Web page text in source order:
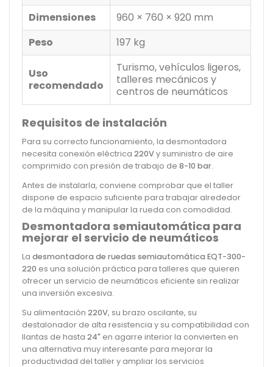
Dimensiones
960 × 760 × 920 mm
Peso
197 kg
Uso
recomendado
Turismo, vehículos ligeros,
talleres mecánicos y
centros de neumáticos
Requisitos de instalación
Para su correcto funcionamiento, la desmontadora
necesita conexión eléctrica 220Vy suministro de aire
comprimido con presión de trabajo de 8-10 bar.
Antes de instalarla, conviene comprobar que el taller
dispone de espacio suficiente para trabajar alrededor
de la máquina y manipular la rueda con comodidad.
Desmontadora semiautomática para
mejorar el servicio de neumáticos
La desmontadora de ruedas semiautomática EQT-300-
220 es una solución práctica para talleres que quieren
ofrecer un servicio de neumáticos eficiente sin realizar
una inversión excesiva.
Su alimentación 220V, su brazo oscilante, su
destalonador de alta resistencia y su compatibilidad con
llantas de hasta 24" en agarre interior la convierten en
una alternativa muy interesante para mejorar la
productividad del taller y ampliar los servicios